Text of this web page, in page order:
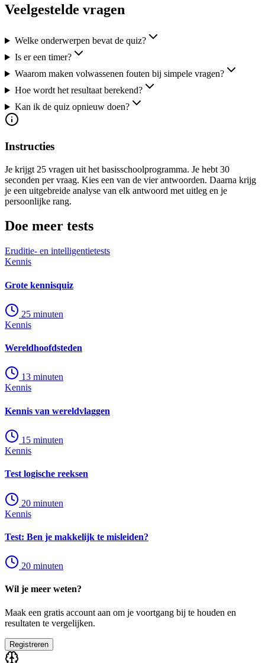
Veelgestelde vragen
Welke onderwerpen bevat de quiz?
Is er een timer?
Waarom maken volwassenen fouten bij simpele vragen?
Hoe wordt het resultaat berekend?
Kan ik de quiz opnieuw doen?
Instructies
Je krijgt 25 vragen uit het basisschoolprogramma. Je hebt 30
seconden per vraag. Kies een van de vier antwoorden. Daarna krijg
je een uitgebreide analyse van elk antwoord met uitleg en je
persoonlijke rang.
Doe meer tests
Eruditie- en intelligentietests
Kennis
Grote kennisquiz
25 minuten
Kennis
Wereldhoofdsteden
13 minuten
Kennis
Kennis van wereldvlaggen
15 minuten
Kennis
Test logische reeksen
20 minuten
Kennis
Test: Ben je makkelijk te misleiden?
20 minuten
Wil je meer weten?
Maak een gratis account aan om je voortgang bij te houden en
resultaten te vergelijken.
Registreren